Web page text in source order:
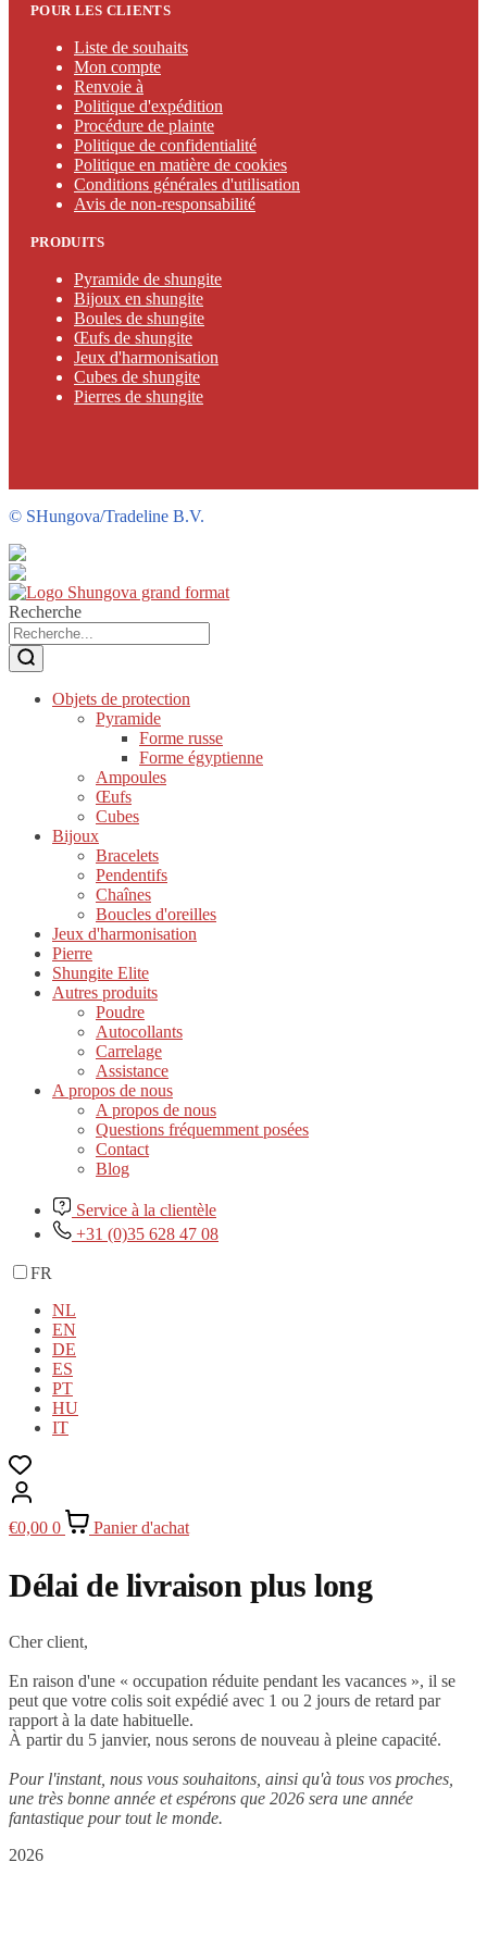
POUR LES CLIENTS
Liste de souhaits
Mon compte
Renvoie à
Politique d'expédition
Procédure de plainte
Politique de confidentialité
Politique en matière de cookies
Conditions générales d'utilisation
Avis de non-responsabilité
PRODUITS
Pyramide de shungite
Bijoux en shungite
Boules de shungite
Œufs de shungite
Jeux d'harmonisation
Cubes de shungite
Pierres de shungite
© SHungova/Tradeline B.V.
Recherche
Objets de protection
Pyramide
Forme russe
Forme égyptienne
Ampoules
Œufs
Cubes
Bijoux
Bracelets
Pendentifs
Chaînes
Boucles d'oreilles
Jeux d'harmonisation
Pierre
Shungite Elite
Autres produits
Poudre
Autocollants
Carrelage
Assistance
A propos de nous
A propos de nous
Questions fréquemment posées
Contact
Blog
Service à la clientèle
+31 (0)35 628 47 08
FR
NL
EN
DE
ES
PT
HU
IT
€0,00 0 Panier d'achat
Délai de livraison plus long
Cher client,
En raison d'une « occupation réduite pendant les vacances », il se
peut que votre colis soit expédié avec 1 ou 2 jours de retard par
rapport à la date habituelle.
À partir du 5 janvier, nous serons de nouveau à pleine capacité.
Pour l'instant, nous vous souhaitons, ainsi qu'à tous vos proches,
une très bonne année et espérons que 2026 sera une année
fantastique pour tout le monde.
2026